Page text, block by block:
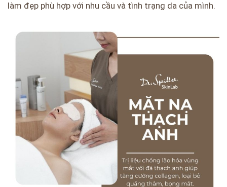
làm đẹp phù hợp với nhu cầu và tình trạng da của mình.